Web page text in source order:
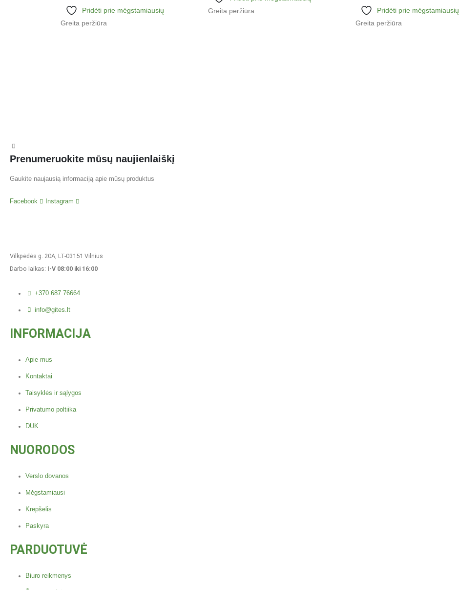
Pridėti prie mėgstamiausių
Greita peržiūra
Greita peržiūra
Pridėti prie mėgstamiausių
Greita peržiūra
Prenumeruokite mūsų naujienlaiškį
Gaukite naujausią informaciją apie mūsų produktus
Facebook Instagram
Vilkpėdės g. 20A, LT-03151 Vilnius
Darbo laikas: I-V 08:00 iki 16:00
+370 687 76664
info@gites.lt
INFORMACIJA
Apie mus
Kontaktai
Taisyklės ir sąlygos
Privatumo poltiika
DUK
NUORODOS
Verslo dovanos
Mėgstamiausi
Krepšelis
Paskyra
PARDUOTUVĖ
Biuro reikmenys